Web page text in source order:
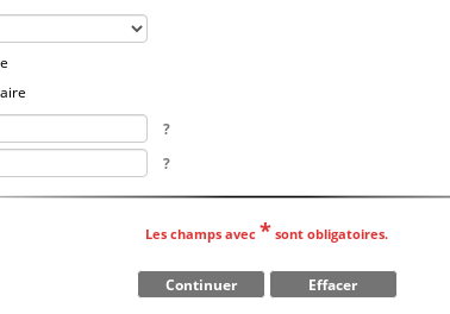
?
?
Les champs avec * sont obligatoires.